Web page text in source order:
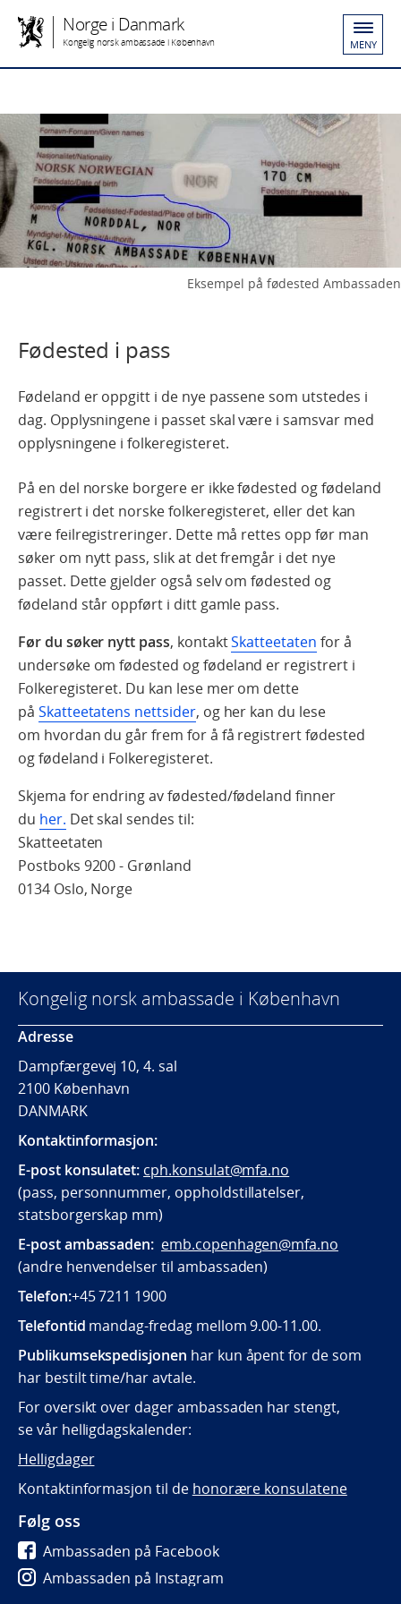
Norge i Danmark
Kongelig norsk ambassade i København MENY
Eksempel på fødested Ambassaden
Fødested i pass
Fødeland er oppgitt i de nye passene som utstedes i
dag. Opplysningene i passet skal være i samsvar med
opplysningene i folkeregisteret.
På en del norske borgere er ikke fødested og fødeland
registrert i det norske folkeregisteret, eller det kan
være feilregistreringer. Dette må rettes opp før man
søker om nytt pass, slik at det fremgår i det nye
passet. Dette gjelder også selv om fødested og
fødeland står oppført i ditt gamle pass.
Før du søker nytt pass, kontaktSkatteetaten for å
undersøke om fødested og fødeland er registrert i
Folkeregisteret. Du kan lese mer om dette
på Skatteetatens nettsider, og her kan du lese
om hvordan du går frem for å få registrert fødested
og fødeland i Folkeregisteret.
Skjema for endring av fødested/fødeland finner
du her. Det skal sendes til:
Skatteetaten
Postboks 9200 - Grønland
0134 Oslo, Norge
Kongelig norsk ambassade i København
Adresse
Dampfærgevej 10, 4. sal
2100 København
DANMARK
Kontaktinformasjon:
E-post konsulatet: cph.konsulat@mfa.no
(pass, personnummer, oppholdstillatelser,
statsborgerskap mm)
E-post ambassaden: emb.copenhagen@mfa.no
(andre henvendelser til ambassaden)
Telefon:+45 7211 1900
Telefontid mandag-fredag mellom 9.00-11.00.
Publikumsekspedisjonen har kun åpent for de som
har bestilt time/har avtale.
For oversikt over dager ambassaden har stengt,
se vår helligdagskalender:
Helligdager
Kontaktinformasjon til de honorære konsulatene
Følg oss
Ambassaden på Facebook
Ambassaden på Instagram